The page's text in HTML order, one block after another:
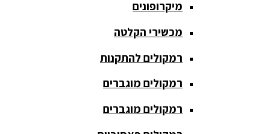
כריזה
ומגפונים
מדונה
אלחוטית
מיקסר
מיקרופונים
מכשירי הקלטה
רמקולים להתקנות
רמקולים מוגברים
רמקולים מוגברים